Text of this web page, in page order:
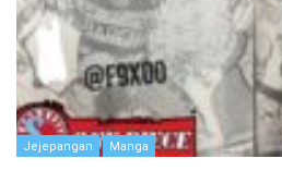
Jejepangan Manga